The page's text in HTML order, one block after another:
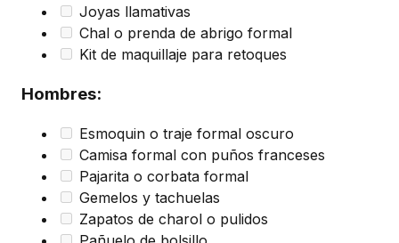
Joyas llamativas
Chal o prenda de abrigo formal
Kit de maquillaje para retoques
Hombres:
Esmoquin o traje formal oscuro
Camisa formal con puños franceses
Pajarita o corbata formal
Gemelos y tachuelas
Zapatos de charol o pulidos